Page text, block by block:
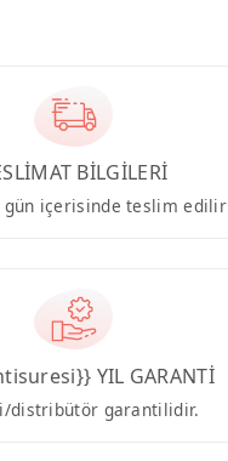
BİLGİLERİ
gün içerisinde teslim edilir
YIL GARANTİ
distribütör garantilidir.